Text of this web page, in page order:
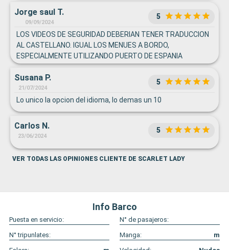
Jorge saul T.
09/09/2024
5
LOS VIDEOS DE SEGURIDAD DEBERIAN TENER TRADUCCION
AL CASTELLANO. IGUAL LOS MENUES A BORDO,
ESPECIALMENTE UTILIZANDO PUERTO DE ESPANIA
Susana P.
21/07/2024
5
Lo unico la opcion del idioma, lo demas un 10
Carlos N.
23/06/2024
5
VER TODAS LAS OPINIONES CLIENTE DE SCARLET LADY
Info Barco
Puesta en servicio:
N° de pasajeros:
N° tripunlates:
Manga:
m